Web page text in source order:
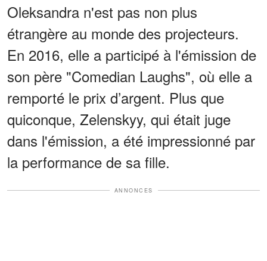
Oleksandra n'est pas non plus
étrangère au monde des projecteurs.
En 2016, elle a participé à l'émission de
son père "Comedian Laughs", où elle a
remporté le prix d’argent. Plus que
quiconque, Zelenskyy, qui était juge
dans l'émission, a été impressionné par
la performance de sa fille.
ANNONCES